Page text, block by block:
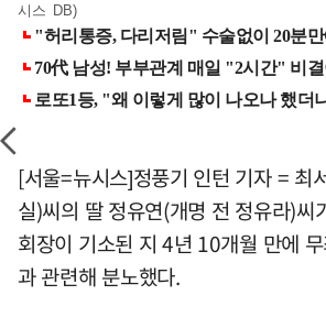
시스 DB)
[서울=뉴시스]정풍기 인턴 기자 = 최
실)씨의 딸 정유연(개명 전 정유라)씨
회장이 기소된 지 4년 10개월 만에
과 관련해 분노했다.